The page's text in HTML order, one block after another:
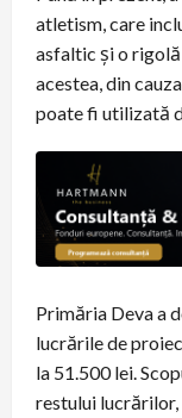
atletism, care
asfaltic și o
acestea, din
poate fi utilizată
Primăria Deva a
lucrările de
la 51.500 lei.
restului lucrărilor,